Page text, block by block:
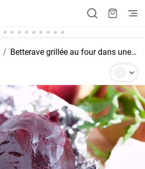
Betterave grillée au four dans une feuille d'aluminium